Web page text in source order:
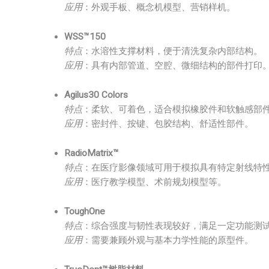
应用：外观手板、概念机模型、营销样机。
WSS™150
特点：水溶性支撑材料，便于清洗复杂内部结构。
应用：具有内部管道、空腔、微细结构的部件打印。
Agilus30 Colors
特点：柔软、可着色，适合模拟橡胶件和软触感部件
应用：密封件、按键、包胶结构、舒适性部件。
RadioMatrix™
特点：在医疗影像领域可用于模拟具有特定射线特
应用：医疗教学模型、术前规划模型等。
ToughOne
特点：综合强度与韧性表现较好，满足一定功能测试
应用：需要兼顾外观与基本力学性能的原型件。